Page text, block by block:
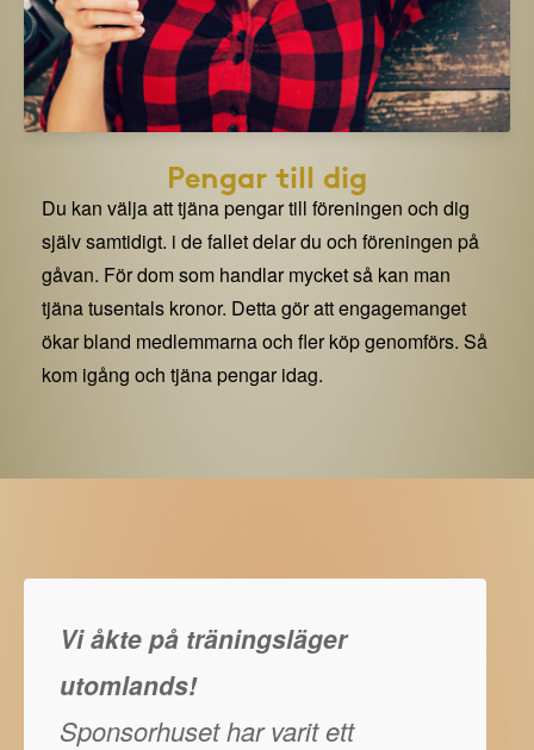
Pengar till dig
Du kan välja att tjäna pengar till föreningen och dig
själv samtidigt. i de fallet delar du och föreningen på
gåvan. För dom som handlar mycket så kan man
tjäna tusentals kronor. Detta gör att engagemanget
ökar bland medlemmarna och fler köp genomförs. Så
kom igång och tjäna pengar idag.
Vi åkte på träningsläger
utomlands!
Sponsorhuset har varit ett